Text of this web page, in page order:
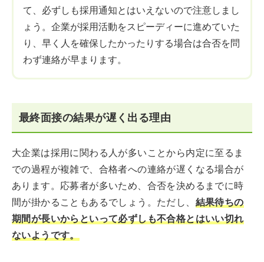
て、必ずしも採用通知とはいえないので注意しまし
ょう。企業が採用活動をスピーディーに進めていた
り、早く人を確保したかったりする場合は合否を問
わず連絡が早まります。
最終面接の結果が遅く出る理由
大企業は採用に関わる人が多いことから内定に至るま
での過程が複雑で、合格者への連絡が遅くなる場合が
あります。応募者が多いため、合否を決めるまでに時
間が掛かることもあるでしょう。ただし、 結果待ちの
期間が長いからといって必ずしも不合格とはいい切れ
ないようです。